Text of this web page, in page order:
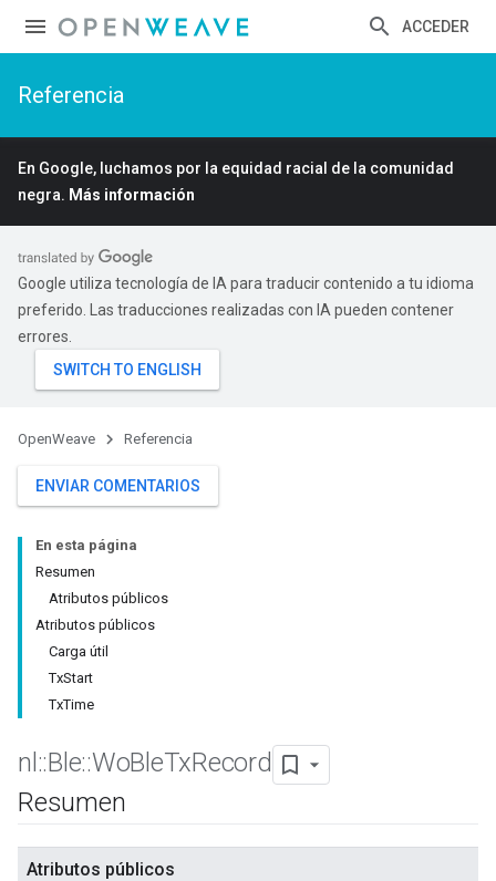
ACCEDER
Referencia
En Google, luchamos por la equidad racial de la comunidad
negra. Más información
Google utiliza tecnología de IA para traducir contenido a tu idioma
preferido. Las traducciones realizadas con IA pueden contener
errores.
OpenWeave Referencia
ENVIAR COMENTARIOS
En esta página
Resumen
Atributos públicos
Atributos públicos
Carga útil
TxStart
TxTime
nl ::Ble::WoBleTxRecord
Resumen
Atributos públicos